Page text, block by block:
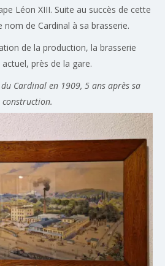
Léon XIII. Suite au succès de cette
de Cardinal à sa brasserie.
de la production, la brasserie
près de la gare.
Cardinal en 1909, 5 ans après sa
construction.